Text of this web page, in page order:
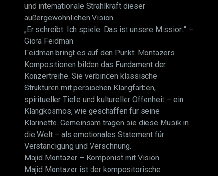
und internationale Strahlkraft dieser
außergewöhnlichen Vision.
„Er schreibt. Ich spiele. Das ist unsere Mission.“ –
Giora Feidman
Feidman bringt es auf den Punkt: Montazers
Kompositionen bilden das Fundament der
Konzertreihe. Sie verbinden klassische
Strukturen mit persischen Klangfarben,
spiritueller Tiefe und kultureller Offenheit – ein
Klangkosmos, wie geschaffen für seine
Klarinette. Gemeinsam tragen sie diese Musik in
die Welt – als emotionales Statement für
Verständigung und Versöhnung.
Majid Montazer – Komponist mit Vision
Majid Montazer ist der kompositorische